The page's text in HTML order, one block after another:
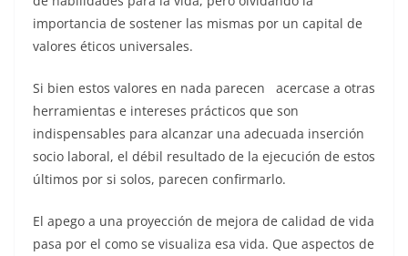
importancia de sostener las mismas por un capital de
valores éticos universales.
Si bien estos valores en nada parecen acercase a otras
herramientas e intereses prácticos que son
indispensables para alcanzar una adecuada inserción
socio laboral, el débil resultado de la ejecución de estos
últimos por si solos, parecen confirmarlo.
El apego a una proyección de mejora de calidad de vida
pasa por el como se visualiza esa vida. Que aspectos de